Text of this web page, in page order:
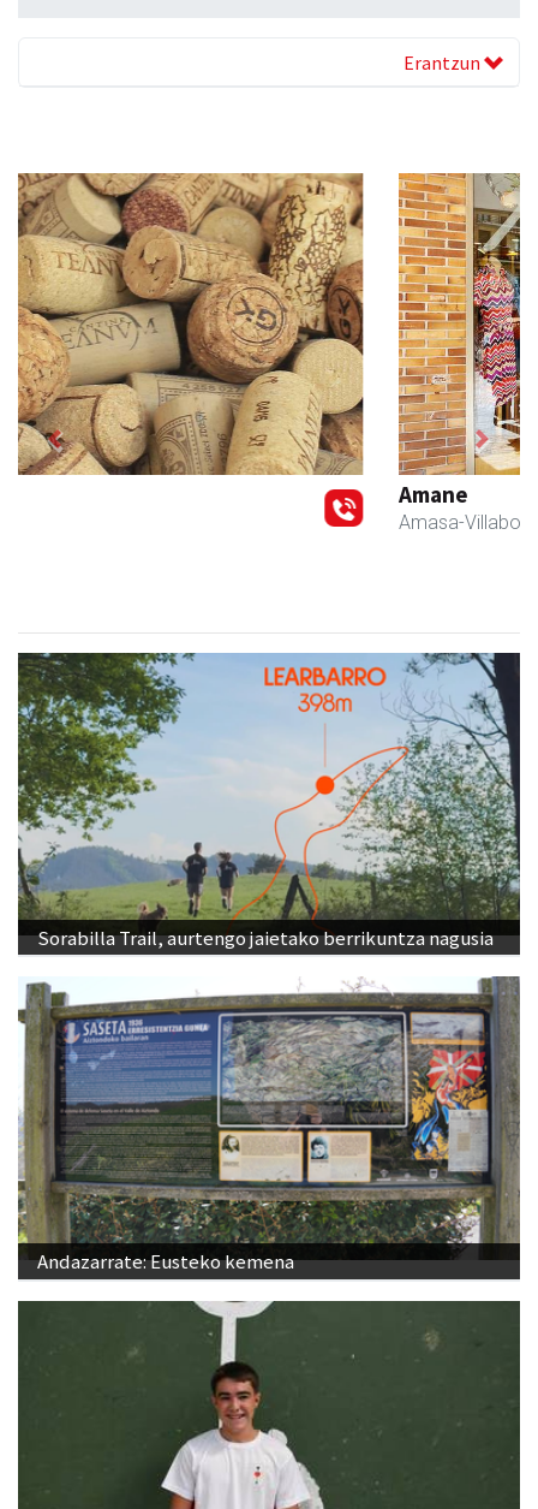
Erantzun
Previous Next
Sorabilla Trail, aurtengo jaietako berrikuntza nagusia
Andazarrate: Eusteko kemena